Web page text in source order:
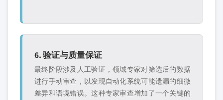
6. 验证与质量保证
最终阶段涉及人工验证，领域专家对筛选后的数据
进行手动审查，以发现自动化系统可能遗漏的细微
差异和语境错误。这种专家审查增加了一个关键的